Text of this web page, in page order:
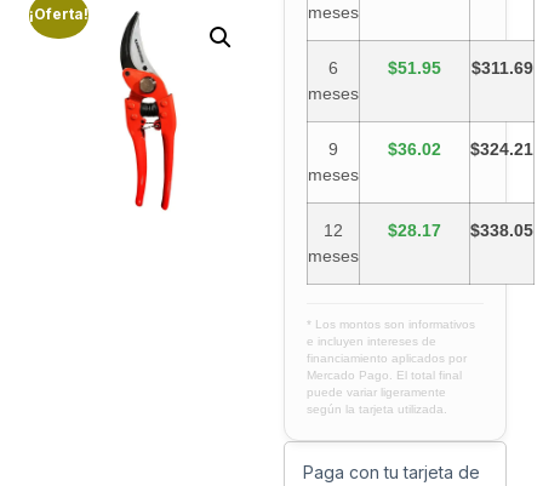
¡Oferta!
meses
6
meses
$51.95 $311.69
9
meses
$36.02 $324.21
12
meses
$28.17 $338.05
* Los montos son informativos
e incluyen intereses de
financiamiento aplicados por
Mercado Pago. El total final
puede variar ligeramente
según la tarjeta utilizada.
Paga con tu tarjeta de